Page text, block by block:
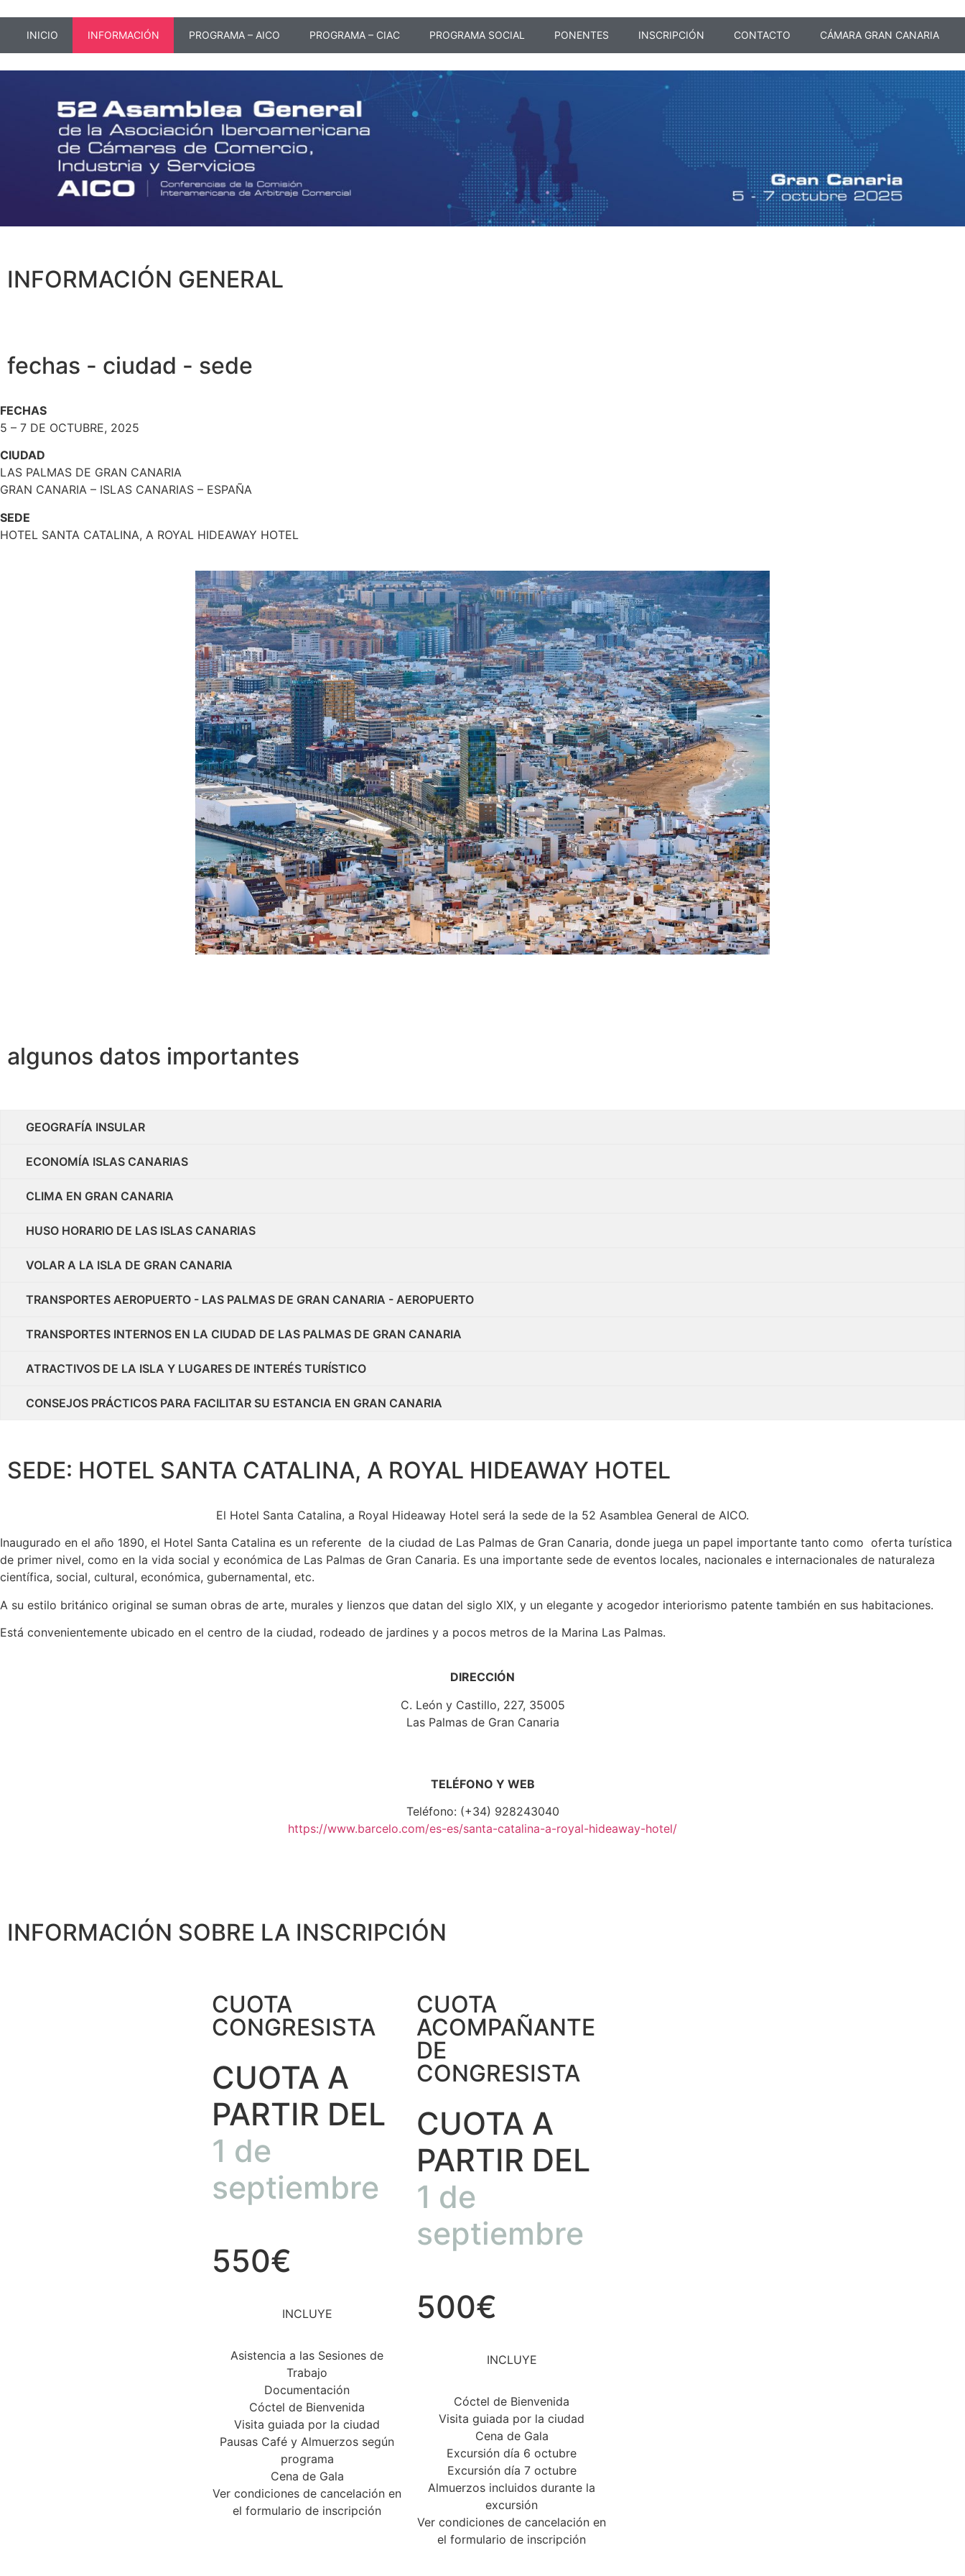
INICIO INFORMACIÓN PROGRAMA – AICO PROGRAMA – CIAC PROGRAMA SOCIAL PONENTES INSCRIPCIÓN CONTACTO CÁMARA GRAN CANARIA
INFORMACIÓN GENERAL
fechas - ciudad - sede
FECHAS
5 – 7 DE OCTUBRE, 2025
CIUDAD
LAS PALMAS DE GRAN CANARIA
GRAN CANARIA – ISLAS CANARIAS – ESPAÑA
SEDE
HOTEL SANTA CATALINA, A ROYAL HIDEAWAY HOTEL
algunos datos importantes
GEOGRAFÍA INSULAR
ECONOMÍA ISLAS CANARIAS
CLIMA EN GRAN CANARIA
HUSO HORARIO DE LAS ISLAS CANARIAS
VOLAR A LA ISLA DE GRAN CANARIA
TRANSPORTES AEROPUERTO - LAS PALMAS DE GRAN CANARIA - AEROPUERTO
TRANSPORTES INTERNOS EN LA CIUDAD DE LAS PALMAS DE GRAN CANARIA
ATRACTIVOS DE LA ISLA Y LUGARES DE INTERÉS TURÍSTICO
CONSEJOS PRÁCTICOS PARA FACILITAR SU ESTANCIA EN GRAN CANARIA
SEDE: HOTEL SANTA CATALINA, A ROYAL HIDEAWAY HOTEL
El Hotel Santa Catalina, a Royal Hideaway Hotel será la sede de la 52 Asamblea General de AICO.
Inaugurado en el año 1890, el Hotel Santa Catalina es un referente de la ciudad de Las Palmas de Gran Canaria, donde juega un papel importante tanto como oferta turística
de primer nivel, como en la vida social y económica de Las Palmas de Gran Canaria. Es una importante sede de eventos locales, nacionales e internacionales de naturaleza
científica, social, cultural, económica, gubernamental, etc.
A su estilo británico original se suman obras de arte, murales y lienzos que datan del siglo XIX, y un elegante y acogedor interiorismo patente también en sus habitaciones.
Está convenientemente ubicado en el centro de la ciudad, rodeado de jardines y a pocos metros de la Marina Las Palmas.
DIRECCIÓN
C. León y Castillo, 227, 35005
Las Palmas de Gran Canaria
TELÉFONO Y WEB
Teléfono: (+34) 928243040
https://www.barcelo.com/es-es/santa-catalina-a-royal-hideaway-hotel/
INFORMACIÓN SOBRE LA INSCRIPCIÓN
CUOTA
CONGRESISTA
CUOTA A
PARTIR DEL
1 de
septiembre
550€
INCLUYE
Asistencia a las Sesiones de
Trabajo
Documentación
Cóctel de Bienvenida
Visita guiada por la ciudad
Pausas Café y Almuerzos según
programa
Cena de Gala
Ver condiciones de cancelación en
el formulario de inscripción
CUOTA
ACOMPAÑANTE
DE
CONGRESISTA
CUOTA A
PARTIR DEL
1 de
septiembre
500€
INCLUYE
Cóctel de Bienvenida
Visita guiada por la ciudad
Cena de Gala
Excursión día 6 octubre
Excursión día 7 octubre
Almuerzos incluidos durante la
excursión
Ver condiciones de cancelación en
el formulario de inscripción